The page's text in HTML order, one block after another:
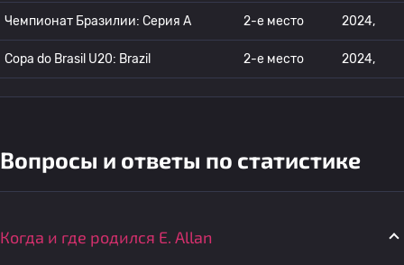
Чемпионат Бразилии: Серия А 2-е место 2024,
Copa do Brasil U20: Brazil 2-е место 2024,
Вопросы и ответы по статистике
Когда и где родился E. Allan